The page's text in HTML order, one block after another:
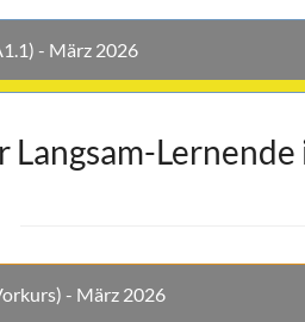
- März 2026
Langsam-
- März 2026